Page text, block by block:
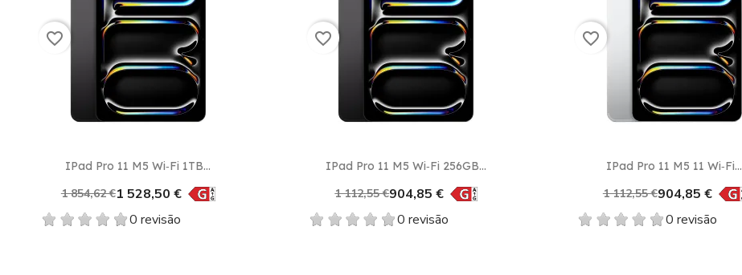
Vista rápida
IPad Pro 11 M5 Wi‑Fi 1TB...
1 854,62 €1 528,50 €
0 revisão
favorite_border
Vista rápida
IPad Pro 11 M5 Wi‑Fi 256GB...
1 112,55 €904,85 €
0 revisão
favorite_border
Vista rápida
IPad Pro 11 M5 11 Wi‑Fi...
1 112,55 €904,85 €
0 revisão
favorite_border